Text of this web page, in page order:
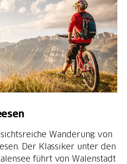
Wanderung von
Der Klassiker unter den
führt von Walenstadt